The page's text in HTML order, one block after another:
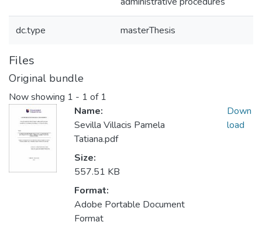
dc.type masterThesis
Files
Original bundle
Now showing 1 - 1 of 1
Name:
Sevilla Villacis Pamela
Tatiana.pdf
Size:
557.51 KB
Format:
Adobe Portable Document
Format
Down
load